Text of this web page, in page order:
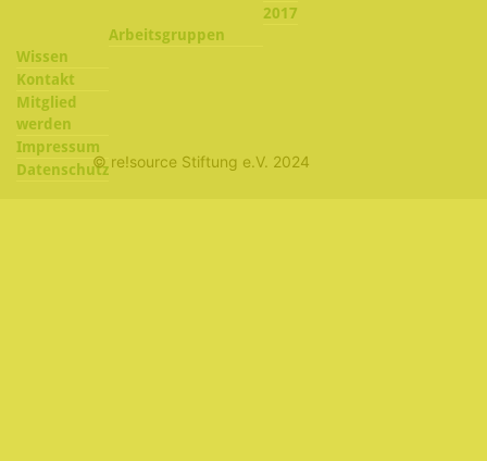
2017
Arbeitsgruppen
Wissen
Kontakt
Mitglied
werden
Impressum
Datenschutz© re!source Stiftung e.V. 2024